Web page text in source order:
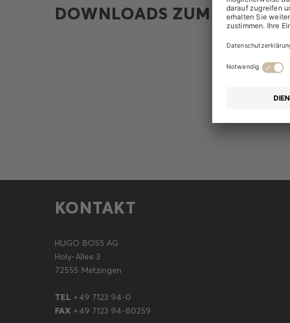
DOWNLOADS ZUM THEMA
KONTAKT
HUGO BOSS AG
Holy-Allee 3
72555 Metzingen
TEL +49 7123 94-0
FAX +49 7123 94-80259